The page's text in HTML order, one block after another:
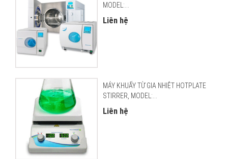
MODEL:...
Liên hệ
MÁY KHUẤY TỪ GIA NHIỆT HOTPLATE
STIRRER, MODEL:...
Liên hệ